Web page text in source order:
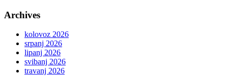
Archives
kolovoz 2026
srpanj 2026
lipanj 2026
svibanj 2026
travanj 2026